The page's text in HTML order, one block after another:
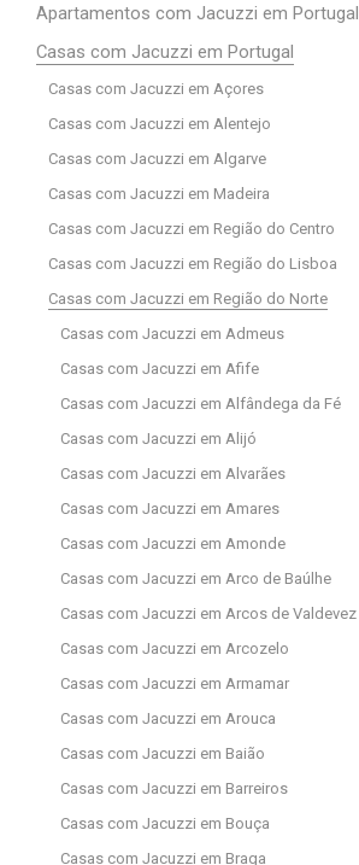
Apartamentos com Jacuzzi em Portugal
Casas com Jacuzzi em Portugal
Casas com Jacuzzi em Açores
Casas com Jacuzzi em Alentejo
Casas com Jacuzzi em Algarve
Casas com Jacuzzi em Madeira
Casas com Jacuzzi em Região do Centro
Casas com Jacuzzi em Região do Lisboa
Casas com Jacuzzi em Região do Norte
Casas com Jacuzzi em Admeus
Casas com Jacuzzi em Afife
Casas com Jacuzzi em Alfândega da Fé
Casas com Jacuzzi em Alijó
Casas com Jacuzzi em Alvarães
Casas com Jacuzzi em Amares
Casas com Jacuzzi em Amonde
Casas com Jacuzzi em Arco de Baúlhe
Casas com Jacuzzi em Arcos de Valdevez
Casas com Jacuzzi em Arcozelo
Casas com Jacuzzi em Armamar
Casas com Jacuzzi em Arouca
Casas com Jacuzzi em Baião
Casas com Jacuzzi em Barreiros
Casas com Jacuzzi em Bouça
Casas com Jacuzzi em Braga